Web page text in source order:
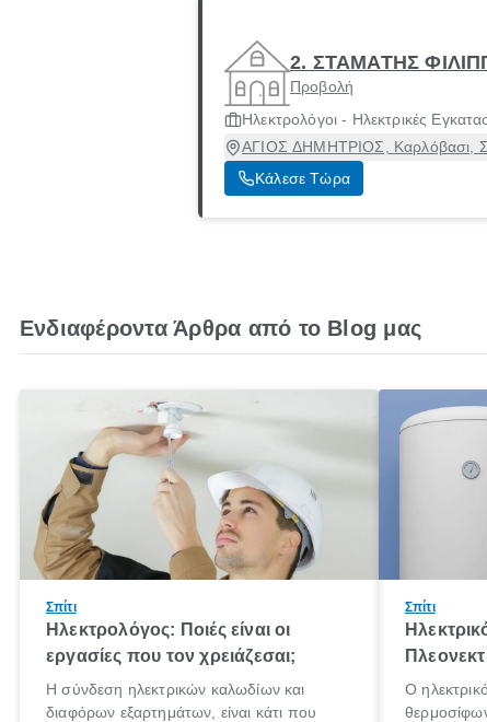
2. ΣΤΑΜΑΤΗΣ
Προβολή
Ηλεκτρολόγοι - Ηλεκτρικές
ΑΓΙΟΣ ΔΗΜΗΤΡΙΟΣ, Καρλόβασι,
Κάλεσε Τώρα
Ενδιαφέροντα Άρθρα από το Blog μας
Σπίτι
Ηλεκτρολόγος: Ποιές είναι οι
εργασίες που τον χρειάζεσαι;
Η σύνδεση ηλεκτρικών καλωδίων και
διαφόρων εξαρτημάτων, είναι κάτι που
Σπίτι
Ο